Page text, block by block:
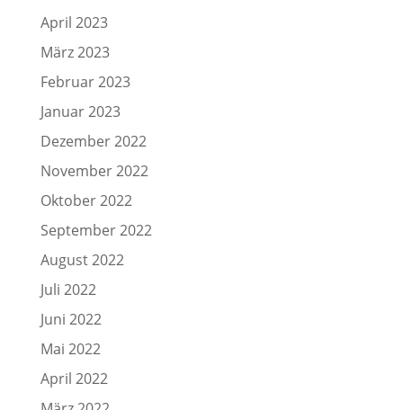
April 2023
März 2023
Februar 2023
Januar 2023
Dezember 2022
November 2022
Oktober 2022
September 2022
August 2022
Juli 2022
Juni 2022
Mai 2022
April 2022